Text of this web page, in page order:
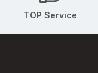
TOP Service